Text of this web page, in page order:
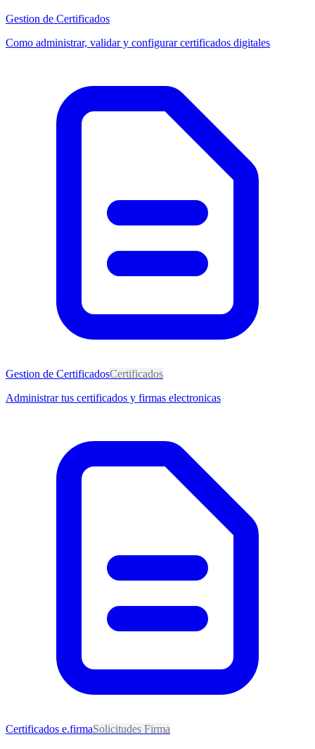
Gestion de Certificados
Como administrar, validar y configurar certificados digitales
Gestion de CertificadosCertificados
Administrar tus certificados y firmas electronicas
Certificados e.firmaSolicitudes Firma